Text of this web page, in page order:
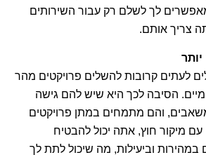
לך לשלם רק עבור השירותים
צריך אותם.
לעתים קרובות להשלים פרויקטים מהר
הסיבה לכך היא שיש להם גישה
והם מתמחים במתן פרויקטים
מיקור חוץ, אתה יכול להבטיח
במהירות וביעילות, מה שיכול לתת לך